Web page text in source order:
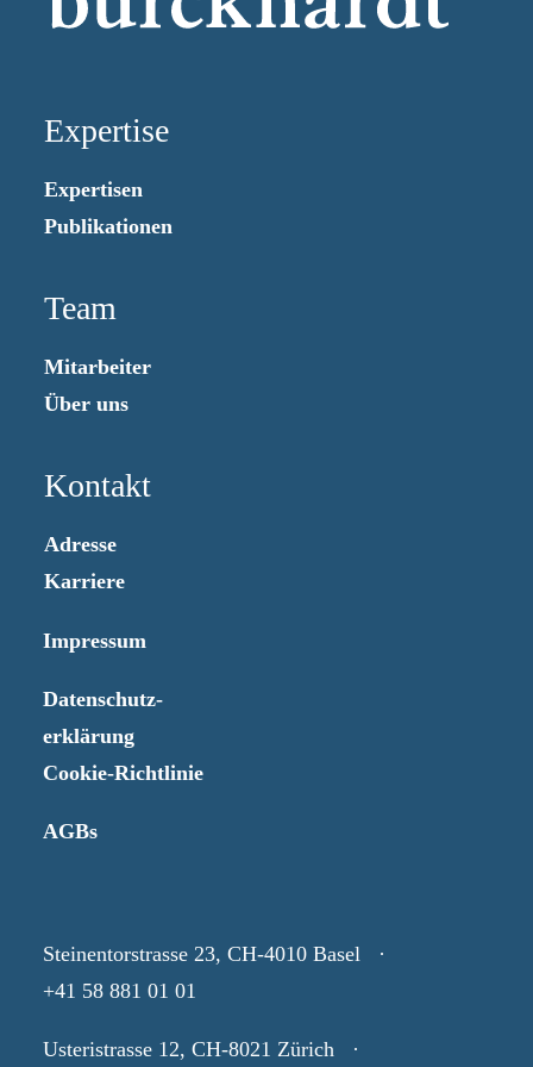
Expertise
Expertisen
Publikationen
Team
Mitarbeiter
Über uns
Kontakt
Adresse
Karriere
Impressum
Datenschutz-
erklärung
Cookie-Richtlinie
AGBs
Steinentorstrasse 23, CH-4010 Basel ·
+41 58 881 01 01
Usteristrasse 12, CH-8021 Zürich ·